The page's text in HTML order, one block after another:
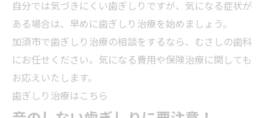
自分では気づきにくい歯ぎしりですが、気になる症状が
ある場合は、早めに歯ぎしり治療を始めましょう。
加須市で歯ぎしり治療の相談をするなら、むさしの歯科
にお任せください。気になる費用や保険治療に関しても
お応えいたします。
歯ぎしり治療はこちら